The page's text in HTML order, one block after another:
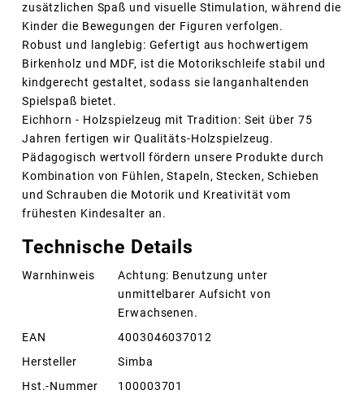
zusätzlichen Spaß und visuelle Stimulation, während die
Kinder die Bewegungen der Figuren verfolgen.
Robust und langlebig: Gefertigt aus hochwertigem
Birkenholz und MDF, ist die Motorikschleife stabil und
kindgerecht gestaltet, sodass sie langanhaltenden
Spielspaß bietet.
Eichhorn - Holzspielzeug mit Tradition: Seit über 75
Jahren fertigen wir Qualitäts-Holzspielzeug.
Pädagogisch wertvoll fördern unsere Produkte durch
Kombination von Fühlen, Stapeln, Stecken, Schieben
und Schrauben die Motorik und Kreativität vom
frühesten Kindesalter an.
Technische Details
Warnhinweis
Achtung: Benutzung unter
unmittelbarer Aufsicht von
Erwachsenen.
EAN
4003046037012
Hersteller
Simba
Hst.-Nummer
100003701